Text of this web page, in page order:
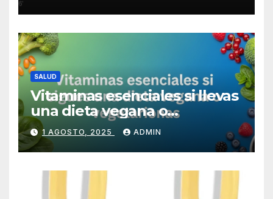
SALUD
Vitaminas esenciales si llevas
una dieta vegana o
vegetariana
1 AGOSTO, 2025 ADMIN